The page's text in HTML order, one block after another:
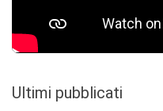
Ultimi pubblicati